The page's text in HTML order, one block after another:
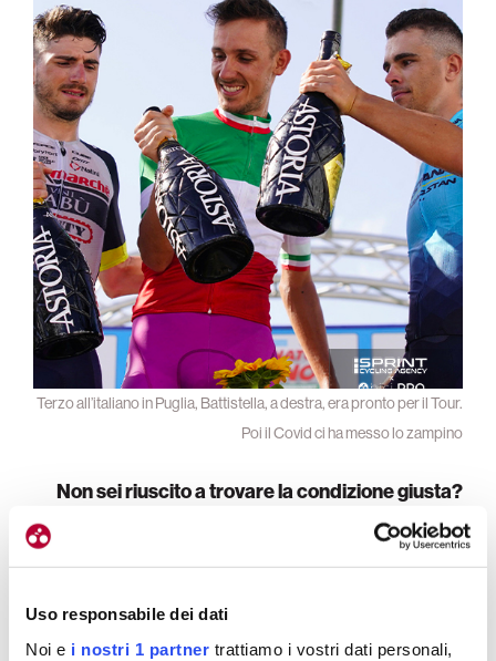
Uso responsabile dei dati
Noi e i nostri 1 partner trattiamo i vostri dati personali,
Terzo all’italiano in Puglia, Battistella, a destra, era pronto per il Tour.
Poi il Covid ci ha messo lo zampino
Non sei riuscito a trovare la condizione giusta?
Troppi pochi giorni di gare e troppe interruzioni per
trovare la gamba giusta.Penso che la condizione
prolungarla per molto tempo.
ho sacrificato un po’ la forma anche perché dovrò